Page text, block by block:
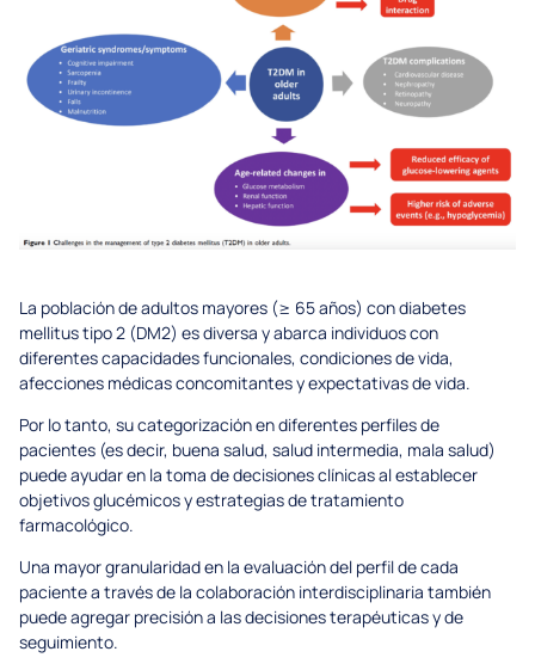
La población de adultos mayores (≥ 65 años) con diabetes
mellitus tipo 2 (DM2) es diversa y abarca individuos con
diferentes capacidades funcionales, condiciones de vida,
afecciones médicas concomitantes y expectativas de vida.
Por lo tanto, su categorización en diferentes perfiles de
pacientes (es decir, buena salud, salud intermedia, mala salud)
puede ayudar en la toma de decisiones clínicas al establecer
objetivos glucémicos y estrategias de tratamiento
farmacológico.
Una mayor granularidad en la evaluación del perfil de cada
paciente a través de la colaboración interdisciplinaria también
puede agregar precisión a las decisiones terapéuticas y de
seguimiento.